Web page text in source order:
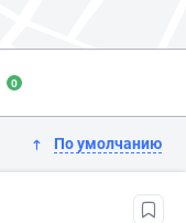
0
По умолчанию